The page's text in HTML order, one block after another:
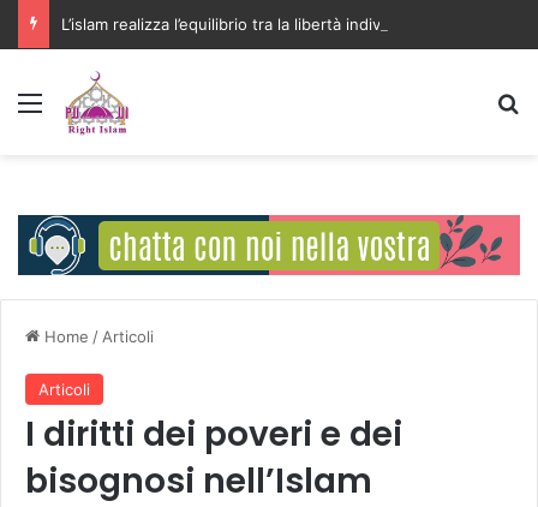
Menu
Home / Articoli
Articoli
I diritti dei poveri e dei
bisognosi nell’Islam